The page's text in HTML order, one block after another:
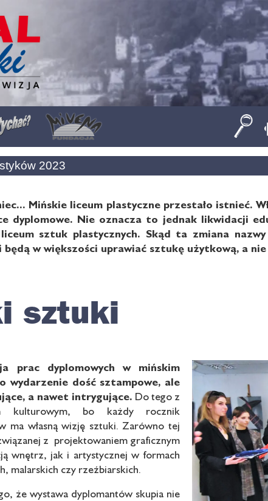
2023
Mińskie liceum plastyczne przestało istnieć.
dyplomowe. Nie oznacza to jednak likwidacji
sztuk plastycznych. Skąd ta zmiana
będą w większości uprawiać sztukę użytkową, a
sztuki
prac dyplomowych w mińskim
wydarzenie dość sztampowe, ale
a nawet intrygujące. Do tego z
kulturowym, bo każdy rocznik
ma własną wizję sztuki. Zarówno tej
z projektowaniem graficznym
wnętrz, jak i artystycznej w formach
malarskich czy rzeźbiarskich.
że wystawa dyplomantów skupia nie